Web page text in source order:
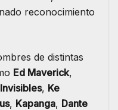
reconocimiento
de distintas
Ed Maverick,
, Ke
, Kapanga, Dante